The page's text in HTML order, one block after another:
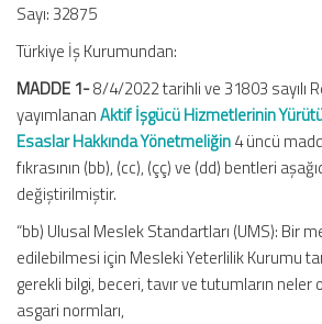
Sayı: 32875
Türkiye İş Kurumundan:
MADDE 1-8/4/2022 tarihli ve 31803 sayılı
yayımlananAktif İşgücü Hizmetlerinin
Esaslar Hakkında Yönetmeliğin4 üncü
fıkrasının (bb), (cc), (çç) ve (dd) bentleri
değiştirilmiştir.
“bb) Ulusal Meslek Standartları (UMS): Bir
edilebilmesi için Mesleki Yeterlilik Kurumu
gerekli bilgi, beceri, tavır ve tutumların
asgari normları,